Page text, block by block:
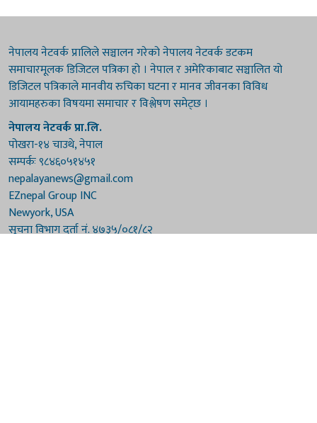
नेपालय नेटवर्क प्रालिले सञ्चालन गरेको नेपालय नेटवर्क डटकम
समाचारमूलक डिजिटल पत्रिका हो । नेपाल र अमेरिकाबाट सञ्चालित यो
डिजिटल पत्रिकाले मानवीय रुचिका घटना र मानव जीवनका विविध
आयामहरुका विषयमा समाचार र विश्लेषण समेट्छ ।
नेपालय नेटवर्क प्रा.लि.
पोखरा-१४ चाउथे, नेपाल
सम्पर्कः ९८४६०५१४५१
nepalayanews@gmail.com
EZnepal Group INC
Newyork, USA
सूचना विभाग दर्ता नं. ४७३५/०८१/८२